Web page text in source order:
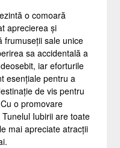
o comoară
aprecierea și
frumuseții sale unice
sa accidentală a
iar eforturile
esențiale pentru a
de vis pentru
o promovare
Iubirii are toate
mai apreciate atracții